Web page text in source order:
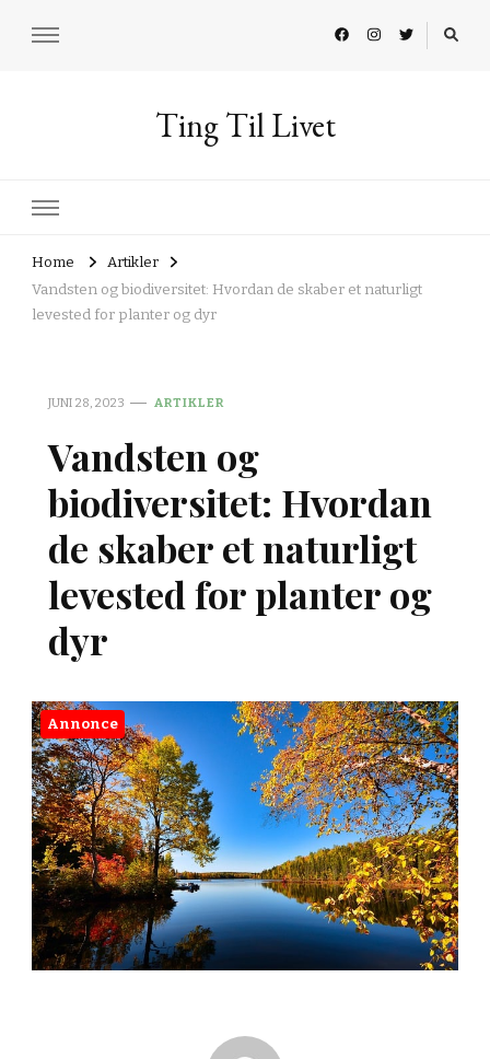
Ting Til Livet
Home
Artikler
Vandsten og biodiversitet: Hvordan de skaber et naturligt
levested for planter og dyr
JUNI 28, 2023 ARTIKLER
Vandsten og
biodiversitet: Hvordan
de skaber et naturligt
levested for planter og
dyr
Annonce